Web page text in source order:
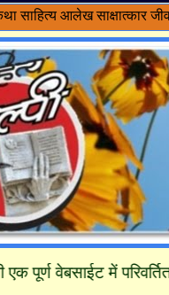
साहित्य आलेख साक्षात्कार
वेबसाईट में परिवर्तित